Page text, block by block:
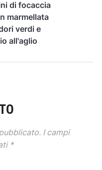
di focaccia
marmellata
verdi e
all'aglio
I campi
*